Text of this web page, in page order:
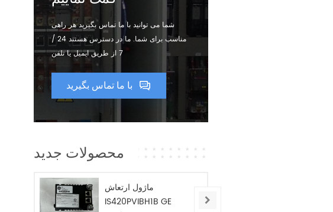
شما می توانید با ما تماس بگیرید هر راهی
مناسب برای شما. ما در دسترس هستند 24 /
7 از طریق ایمیل یا تلفن
با ما تماس بگیرید
محصولات جدید
ماژول ارتعاش
IS420PVIBH1B GE